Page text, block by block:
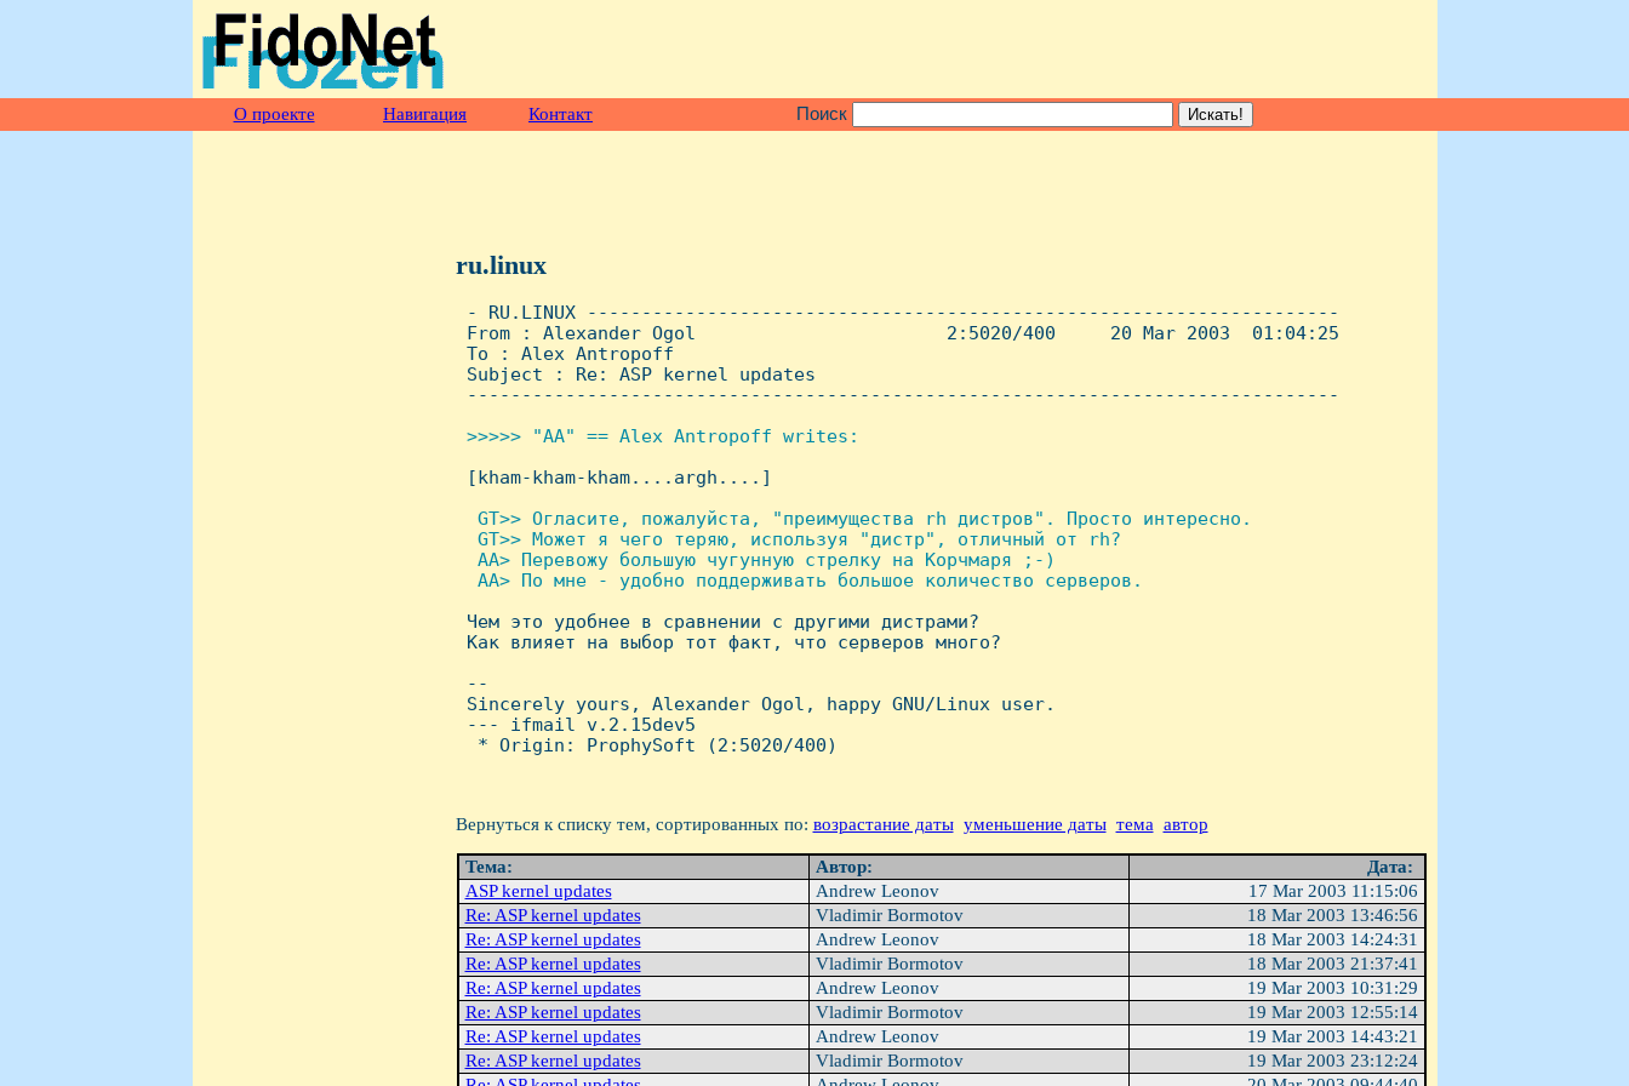
О проекте Навигация Контакт Поиск
ru.linux
- RU.LINUX ---------------------------------------------------------------------
From : Alexander Ogol                       2:5020/400     20 Mar 2003  01:04:25
To : Alex Antropoff
Subject : Re: ASP kernel updates
--------------------------------------------------------------------------------
>>>>> "AA" == Alex Antropoff writes:
[kham-kham-kham....argh....]
GT>> Огласите, пожалуйста, "преимущества rh дистров". Просто интересно.
  GT>> Может я чего теряю, используя "дистр", отличный от rh?
  AA> Перевожу большую чугунную стрелку на Корчмаря ;-)
  AA> По мне - удобно поддерживать большое количество серверов.
Чем это удобнее в сравнении с другими дистрами?
Как влияет на выбор тот факт, что серверов много?
--
Sincerely yours, Alexander Ogol, happy GNU/Linux user.
--- ifmail v.2.15dev5
  * Origin: ProphySoft (2:5020/400)
Вернуться к списку тем, сортированных по: возрастание даты уменьшение даты тема автор
Тема: Автор:
Дата:
ASP kernel updates
Andrew Leonov
17 Mar 2003 11:15:06
Re: ASP kernel updates
Vladimir Bormotov
18 Mar 2003 13:46:56
Re: ASP kernel updates
Andrew Leonov
18 Mar 2003 14:24:31
Re: ASP kernel updates
Vladimir Bormotov
18 Mar 2003 21:37:41
Re: ASP kernel updates
Andrew Leonov
19 Mar 2003 10:31:29
Re: ASP kernel updates
Vladimir Bormotov
19 Mar 2003 12:55:14
Re: ASP kernel updates
Andrew Leonov
19 Mar 2003 14:43:21
Re: ASP kernel updates
Vladimir Bormotov
19 Mar 2003 23:12:24